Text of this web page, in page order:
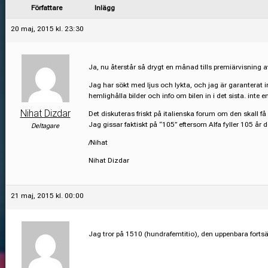
Författare Inlägg
20 maj, 2015 kl. 23:30
Nihat Dizdar
Deltagare
Ja, nu återstår så drygt en månad tills premiärvisning
Jag har sökt med ljus och lykta, och jag är garanterat
hemlighålla bilder och info om bilen in i det sista. inte
Det diskuteras friskt på italienska forum om den skall
Jag gissar faktiskt på “105” eftersom Alfa fyller 105 år
/Nihat
Nihat Dizdar
21 maj, 2015 kl. 00:00
Jag tror på 1510 (hundrafemtitio), den uppenbara